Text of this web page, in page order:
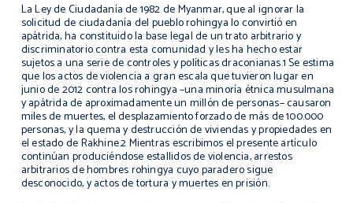
La Ley de Ciudadanía de 1982 de Myanmar, que al ignorar la
solicitud de ciudadanía del pueblo rohingya lo convirtió en
apátrida, ha constituido la base legal de un trato arbitrario y
discriminatorio contra esta comunidad y les ha hecho estar
sujetos a una serie de controles y políticas draconianas.1 Se estima
que los actos de violencia a gran escala que tuvieron lugar en
junio de 2012 contra los rohingya –una minoría étnica musulmana
y apátrida de aproximadamente un millón de personas– causaron
miles de muertes, el desplazamiento forzado de más de 100.000
personas, y la quema y destrucción de viviendas y propiedades en
el estado de Rakhine.2 Mientras escribimos el presente artículo
continúan produciéndose estallidos de violencia, arrestos
arbitrarios de hombres rohingya cuyo paradero sigue
desconocido, y actos de tortura y muertes en prisión.